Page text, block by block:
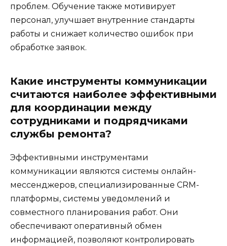
проблем. Обучение также мотивирует
персонал, улучшает внутренние стандарты
работы и снижает количество ошибок при
обработке заявок.
Какие инструменты коммуникации
считаются наиболее эффективными
для координации между
сотрудниками и подрядчиками
службы ремонта?
Эффективными инструментами
коммуникации являются системы онлайн-
мессенджеров, специализированные CRM-
платформы, системы уведомлений и
совместного планирования работ. Они
обеспечивают оперативный обмен
информацией, позволяют контролировать